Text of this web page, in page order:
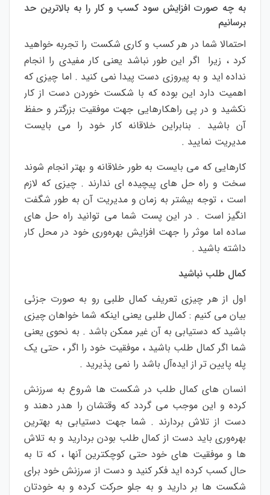
به چه صورت افزایش سود کسب و کار را به بالاترین حد
برسانیم
احتمالا شما در هر کسب و کاری شکست را تجربه خواهید
کرد ، زیرا اگر این طور نباشد یعنی کار مفیدی را انجام
نداده اید و به پیروزی دست پیدا نمی کنید . اما چیزی که
اهمیت دارد این بوده که با شکست خوردن دست از کار
نکشید و در پی راهکارهایی جهت موفقیت بزرگتر و حفظ
آن باشید . بنابراین خلاقانه کار خود را می بایست
مدیریت نمایید .
کارهایی که می بایست به طور خلاقانه و بهتر انجام شوند
سخت و راه حل های پیچیده ای ندارند . چیزی که لازم
است ، توجه بیشتر به زمان و مدیریت آن به طور شگفت
انگیز است . در این پست شما می توانید راه حل های
ساده اما موثر را جهت افزایش بهره‌وری خود در محل کار
داشته باشید .
کمال طلب نباشید
اول از هر چیزی تعریف کمال طلبی رو به صورت جزئی
بیان می کنیم : کمال طلبی یعنی اینکه شما خواهان چیزی
باشید که دستیابی به آن غیر ممکن باشد . به نحوی یعنی
شما اگر کمال طلب باشید ، موفقیت خود را اگر ، حتی یک
پله پایین تر از ایده‌آل باشد را نمی پذیرید .
انسان های کمال طلب در شکست ها شروع به سرزنش
کرده و این موجب می گردد که وقتشان را هدر دهند و
دست از تلاش بردارند . شما جهت دستیابی به بهترین
بهره‌وری باید دست از کمال طلب بودن بردارید و به تلاش
ها و موفقیت های خود حتی کوچکترین آنها ، که تا به
حال کسب کرده اید فکر کنید و دست از سرزنش خود برای
شکست ها بر دارید و به جلو حرکت کرده و به خودتان